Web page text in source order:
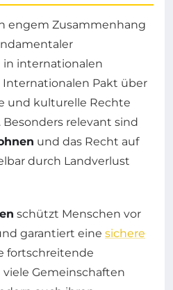
engem Zusammenhang
in internationalen
Pakt über
und kulturelle Rechte
relevant sind
und das Recht auf
durch Landverlust
schützt Menschen vor
garantiert eine sichere
fortschreitende
Gemeinschaften